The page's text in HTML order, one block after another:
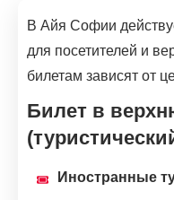
В Айя Софии
для посетителей и
билетам зависят от
Билет в
Иностранные